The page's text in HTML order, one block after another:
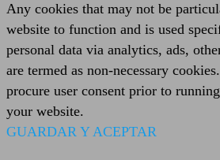
Any cookies that may not be
website to function and is used
personal data via analytics, ads,
are termed as non-necessary
procure user consent prior to
your website.
GUARDAR Y ACEPTAR